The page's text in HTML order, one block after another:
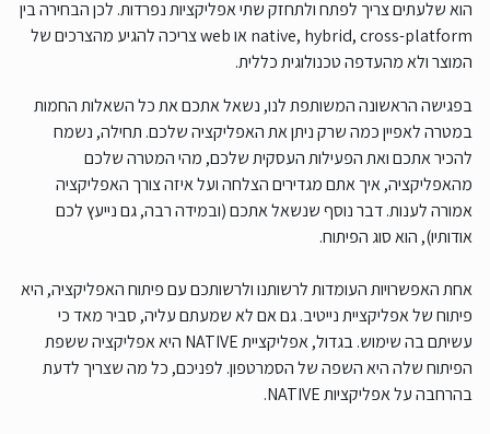
הוא שלעתים צריך לפתח ולתחזק שתי אפליקציות נפרדות. לכן הבחירה בין
native, hybrid, cross-platform או web צריכה להגיע מהצרכים של
המוצר ולא מהעדפה טכנולוגית כללית.
בפגישה הראשונה המשותפת לנו, נשאל אתכם את כל השאלות החמות
במטרה לאפיין כמה שרק ניתן את האפליקציה שלכם. תחילה, נשמח
להכיר אתכם ואת הפעילות העסקית שלכם, מהי המטרה שלכם
מהאפליקציה, איך אתם מגדירים הצלחה ועל איזה צורך האפליקציה
אמורה לענות. דבר נוסף שנשאל אתכם (ובמידה רבה, גם נייעץ לכם
אודותיו), הוא סוג הפיתוח.
אחת האפשרויות העומדות לרשותנו ולרשותכם עם פיתוח האפליקציה, היא
פיתוח של אפליקציית נייטיב. גם אם לא שמעתם עליה, סביר מאד כי
עשיתם בה שימוש. בגדול, אפליקציית NATIVE היא אפליקציה ששפת
הפיתוח שלה היא השפה של הסמרטפון. לפניכם, כל מה שצריך לדעת
בהרחבה על אפליקציות NATIVE.